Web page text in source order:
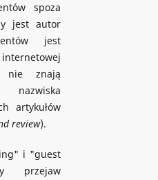
spoza
jest autor
jest
nie znają
artykułów
review).
i "guest
przejaw